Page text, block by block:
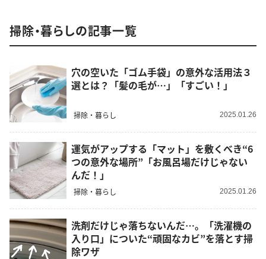
掃除・暮らしの記事一覧
穴の空いた「ゴム手袋」の意外な活用法３
選とは？「髪の毛が…」「すごい！」
掃除・暮らし 2025.01.26
運気がアップする「マット」を敷くべき“6
つの意外な場所”「お風呂場だけじゃない
んだ！」
掃除・暮らし 2025.01.26
洗剤だけじゃ落ちないんだ…。「洗濯機の
入り口」についた“頑固なカビ”を落とす掃
除ワザ